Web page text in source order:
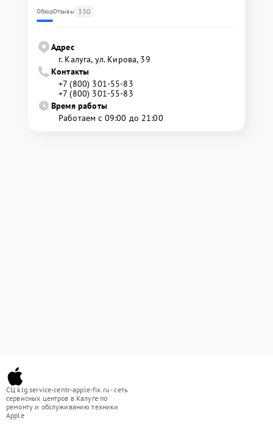
ОбзорОтзывы 330
Адрес
г. Калуга, ул. Кирова, 39
Контакты
+7 (800) 301-55-83
+7 (800) 301-55-83
Время работы
Работаем с 09:00 до 21:00
СЦ klg.service-centr-apple-fix.ru - сеть
сервисных центров в Калуге по
ремонту и обслуживанию техники
Apple